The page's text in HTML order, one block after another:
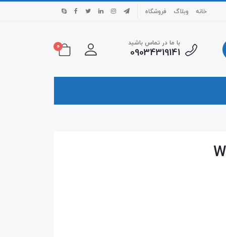
خانه وبلاگ فروشگاه
با ما در تماس باشید
09034319141
0